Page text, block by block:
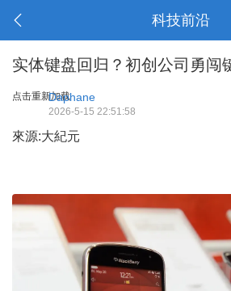
科技前沿
实体键盘回归？初创公司勇闯
点击重新加载Daphane
2026-5-15 22:51:58
來源:大紀元